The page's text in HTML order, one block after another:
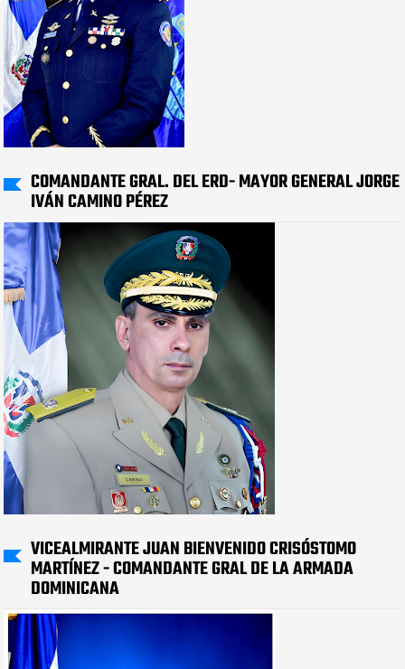
COMANDANTE GRAL. DEL ERD- MAYOR GENERAL JORGE
IVÁN CAMINO PÉREZ
VICEALMIRANTE JUAN BIENVENIDO CRISÓSTOMO
MARTÍNEZ - COMANDANTE GRAL DE LA ARMADA
DOMINICANA